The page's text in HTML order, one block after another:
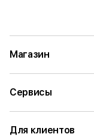
Магазин
Сервисы
Для клиентов